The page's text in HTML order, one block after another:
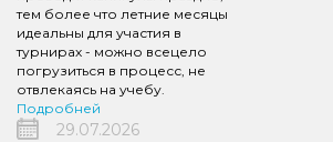
тем более что летние месяцы
идеальны для участия в
турнирах - можно всецело
погрузиться в процесс, не
отвлекаясь на учебу.
Подробней
29.07.2026